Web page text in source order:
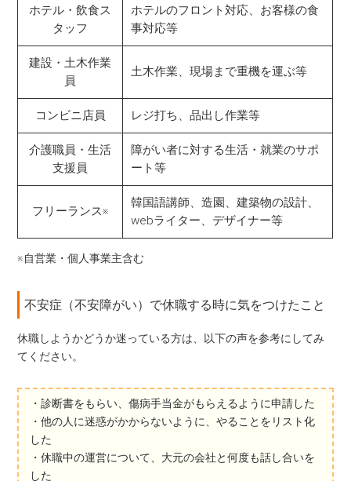
ホテル・飲食ス
タッフ
ホテルのフロント対応、お客様の食
事対応等
建設・土木作業
員
土木作業、現場まで重機を運ぶ等
コンビニ店員 レジ打ち、品出し作業等
介護職員・生活
支援員
障がい者に対する生活・就業のサポ
ート等
フリーランス※
韓国語講師、造園、建築物の設計、
webライター、デザイナー等
※自営業・個人事業主含む
不安症（不安障がい）で休職する時に気をつけたこと
休職しようかどうか迷っている方は、以下の声を参考にしてみ
てください。
・診断書をもらい、傷病手当金がもらえるように申請した
・他の人に迷惑がかからないように、やることをリスト化
した
・休職中の運営について、大元の会社と何度も話し合いを
した